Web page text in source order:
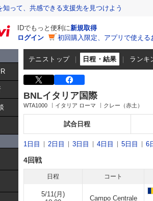
って、共感できる支援先を見つけよう
IDでもっと便利に新規取得
ログイン
初回購入限定、アプリで使える
テニストップ 日程・結果 ランキ
BNLイタリア国際
WTA1000 イタリア ローマ クレー（赤土）
試合日程
1日目 2日目 3日目 4日目 5日目 6
4回戦
日程 コート
5/11(月)
Campo Centrale